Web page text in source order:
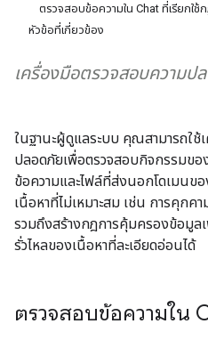
ตรวจสอบข้อความใน Chat ที่เรียกใ
หัวข้อที่เกี่ยวข้อง
เครื่องมือตรวจสอบความป
ในฐานะผู้ดูแลระบบ คุณสามารถใช้
ปลอดภัยเพื่อตรวจสอบกิจกรรมขอ
ข้อความและไฟล์ที่ส่งนอกโดเมนข
เนื้อหาที่ไม่เหมาะสม เช่น การคุก
รวมถึงสร้างกฎการคุ้มครองข้อมูล
รั่วไหลของเนื้อหาที่ละเอียดอ่อนได้
ตรวจสอบข้อความใน